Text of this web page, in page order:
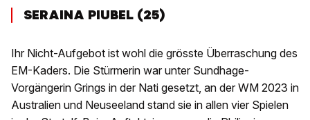
SERAINA PIUBEL (25)
Ihr Nicht-Aufgebot ist wohl die grösste Überraschung des
EM-Kaders. Die Stürmerin war unter Sundhage-
Vorgängerin Grings in der Nati gesetzt, an der WM 2023 in
Australien und Neuseeland stand sie in allen vier Spielen